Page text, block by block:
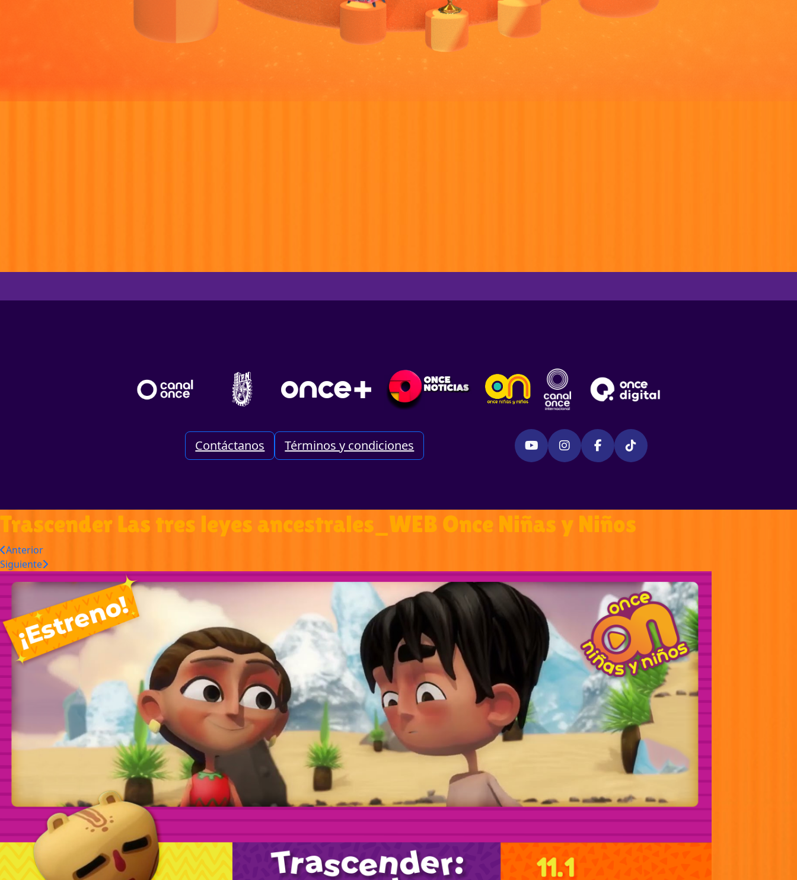
Contáctanos Términos y condiciones
Trascender Las tres leyes ancestrales_WEB Once Niñas y Niños
Anterior
Siguiente